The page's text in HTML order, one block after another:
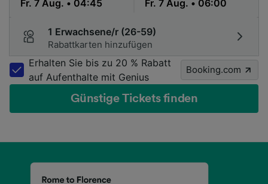
1 Erwachsene/r (26-59)
Rabattkarten hinzufügen
Erhalten Sie bis zu 20 % Rabatt
auf Aufenthalte mit Genius
Booking.com
Günstige Tickets finden